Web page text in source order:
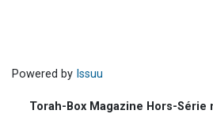
Powered by Issuu
Torah-Box Magazine Hors-Série